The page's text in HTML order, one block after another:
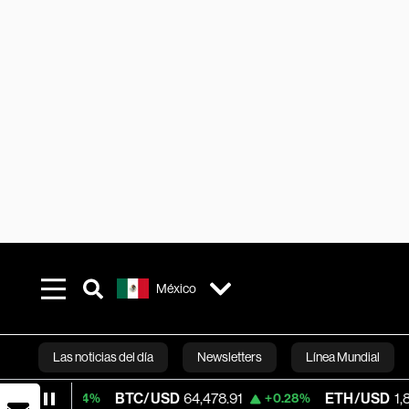
México
Las noticias del día Newsletters Línea Mundial
Bloomberg
BTC/USD 64,478.91 +0.28% ETH/USD 1,875.898